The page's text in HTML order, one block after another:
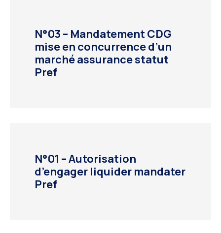
N°03 – Mandatement CDG
mise en concurrence d’un
marché assurance statut
Pref
N°01 – Autorisation
d’engager liquider mandater
Pref